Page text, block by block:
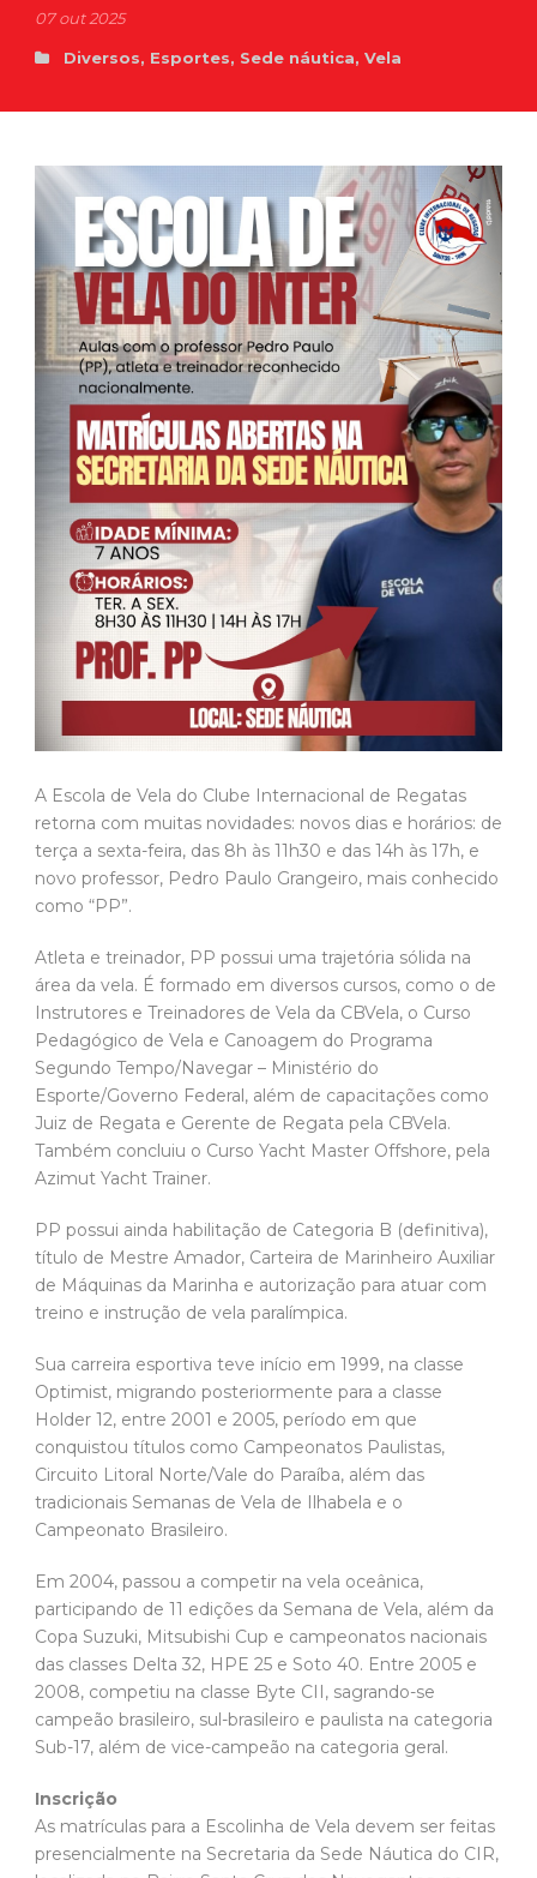
07 out 2025
Diversos, Esportes, Sede náutica, Vela
A Escola de Vela do Clube Internacional de Regatas
retorna com muitas novidades: novos dias e horários: de
terça a sexta-feira, das 8h às 11h30 e das 14h às 17h, e
novo professor, Pedro Paulo Grangeiro, mais conhecido
como “PP”.
Atleta e treinador, PP possui uma trajetória sólida na
área da vela. É formado em diversos cursos, como o de
Instrutores e Treinadores de Vela da CBVela, o Curso
Pedagógico de Vela e Canoagem do Programa
Segundo Tempo/Navegar – Ministério do
Esporte/Governo Federal, além de capacitações como
Juiz de Regata e Gerente de Regata pela CBVela.
Também concluiu o Curso Yacht Master Offshore, pela
Azimut Yacht Trainer.
PP possui ainda habilitação de Categoria B (definitiva),
título de Mestre Amador, Carteira de Marinheiro Auxiliar
de Máquinas da Marinha e autorização para atuar com
treino e instrução de vela paralímpica.
Sua carreira esportiva teve início em 1999, na classe
Optimist, migrando posteriormente para a classe
Holder 12, entre 2001 e 2005, período em que
conquistou títulos como Campeonatos Paulistas,
Circuito Litoral Norte/Vale do Paraíba, além das
tradicionais Semanas de Vela de Ilhabela e o
Campeonato Brasileiro.
Em 2004, passou a competir na vela oceânica,
participando de 11 edições da Semana de Vela, além da
Copa Suzuki, Mitsubishi Cup e campeonatos nacionais
das classes Delta 32, HPE 25 e Soto 40. Entre 2005 e
2008, competiu na classe Byte CII, sagrando-se
campeão brasileiro, sul-brasileiro e paulista na categoria
Sub-17, além de vice-campeão na categoria geral.
Inscrição
As matrículas para a Escolinha de Vela devem ser feitas
presencialmente na Secretaria da Sede Náutica do CIR,